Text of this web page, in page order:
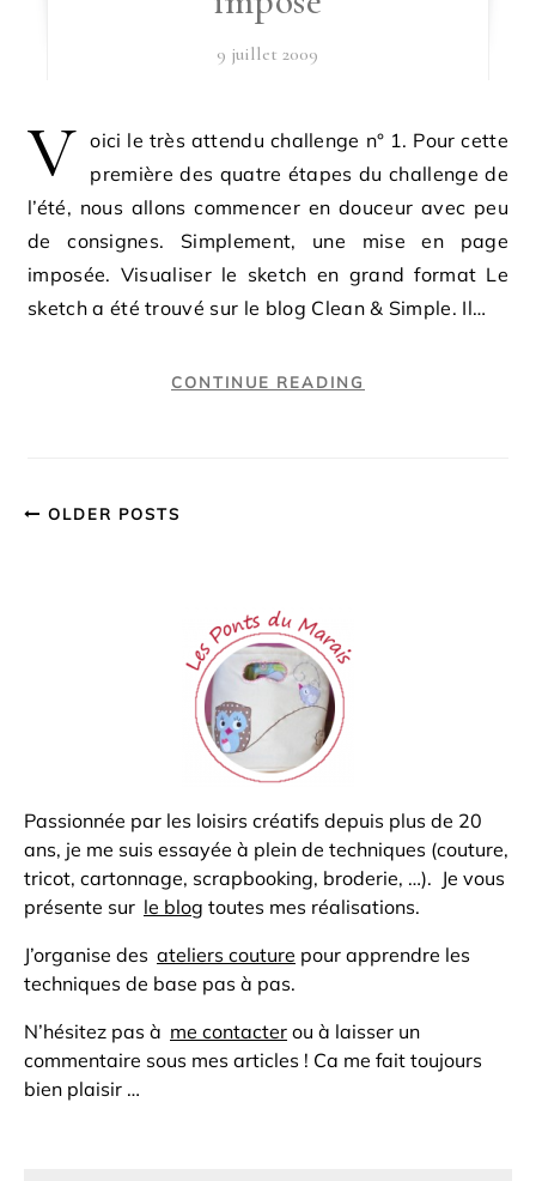
9 juillet 2009
V oici le très attendu challenge n° 1. Pour cette
première des quatre étapes du challenge de
l’été, nous allons commencer en douceur avec peu
de consignes. Simplement, une mise en page
imposée. Visualiser le sketch en grand format Le
sketch a été trouvé sur le blog Clean & Simple. Il…
CONTINUE READING
OLDER POSTS
Passionnée par les loisirs créatifs depuis plus de 20
ans, je me suis essayée à plein de techniques (couture,
tricot, cartonnage, scrapbooking, broderie, …). Je vous
présente sur le blog toutes mes réalisations.
J’organise des ateliers couture pour apprendre les
techniques de base pas à pas.
N’hésitez pas à me contacter ou à laisser un
commentaire sous mes articles ! Ca me fait toujours
bien plaisir …